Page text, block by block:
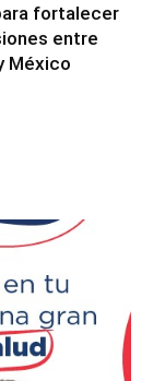
fortalecer
entre
México